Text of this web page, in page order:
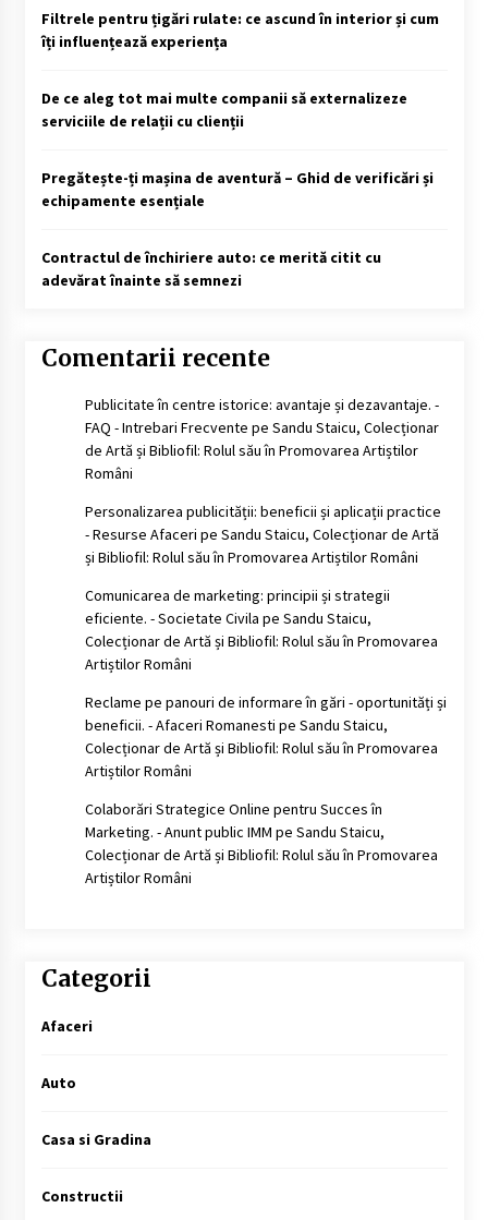
Filtrele pentru țigări rulate: ce ascund în interior și cum
îți influențează experiența
De ce aleg tot mai multe companii să externalizeze
serviciile de relații cu clienții
Pregătește-ți mașina de aventură – Ghid de verificări și
echipamente esențiale
Contractul de închiriere auto: ce merită citit cu
adevărat înainte să semnezi
Comentarii recente
Publicitate în centre istorice: avantaje și dezavantaje. -
FAQ - Intrebari Frecvente pe Sandu Staicu, Colecționar
de Artă și Bibliofil: Rolul său în Promovarea Artiștilor
Români
Personalizarea publicității: beneficii și aplicații practice
- Resurse Afaceri pe Sandu Staicu, Colecționar de Artă
și Bibliofil: Rolul său în Promovarea Artiștilor Români
Comunicarea de marketing: principii și strategii
eficiente. - Societate Civila pe Sandu Staicu,
Colecționar de Artă și Bibliofil: Rolul său în Promovarea
Artiștilor Români
Reclame pe panouri de informare în gări - oportunități și
beneficii. - Afaceri Romanesti pe Sandu Staicu,
Colecționar de Artă și Bibliofil: Rolul său în Promovarea
Artiștilor Români
Colaborări Strategice Online pentru Succes în
Marketing. - Anunt public IMM pe Sandu Staicu,
Colecționar de Artă și Bibliofil: Rolul său în Promovarea
Artiștilor Români
Categorii
Afaceri
Auto
Casa si Gradina
Constructii